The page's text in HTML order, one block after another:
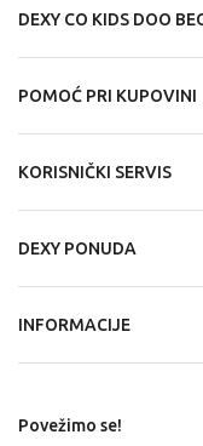
DEXY CO KIDS DOO
POMOĆ PRI KUPOVINI
KORISNIČKI SERVIS
DEXY PONUDA
INFORMACIJE
Povežimo se!